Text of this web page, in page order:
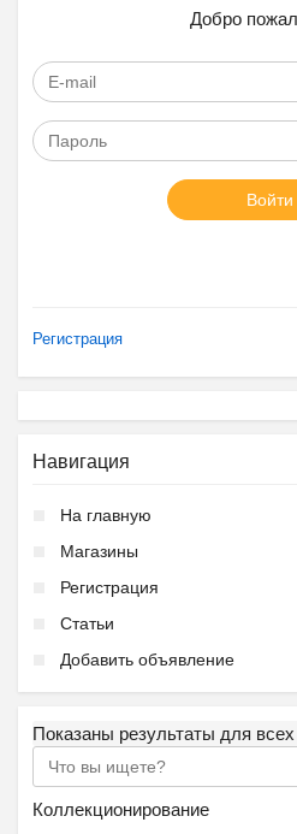
Добро
Войти
Регистрация
Навигация
На главную
Магазины
Регистрация
Статьи
Добавить объявление
Показаны результаты для всех
Коллекционирование